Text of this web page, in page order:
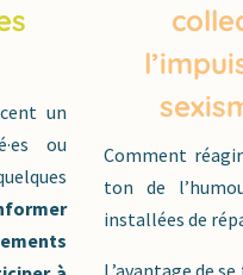
un
ou
Comment
ton de
installées de
L’avantage de